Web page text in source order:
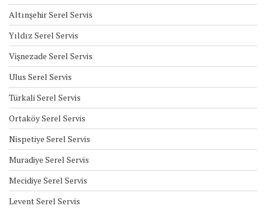
Altınşehir Serel Servis
Yıldız Serel Servis
Vişnezade Serel Servis
Ulus Serel Servis
Türkali Serel Servis
Ortaköy Serel Servis
Nispetiye Serel Servis
Muradiye Serel Servis
Mecidiye Serel Servis
Levent Serel Servis